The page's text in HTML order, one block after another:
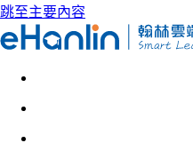
跳至主要內容